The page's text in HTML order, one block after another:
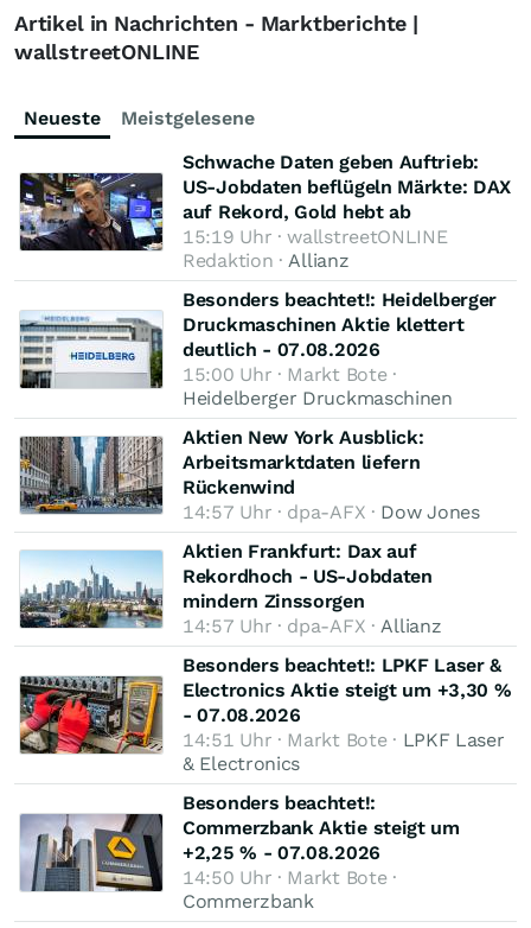
Artikel in Nachrichten - Marktberichte |
wallstreetONLINE
Neueste
Meistgelesene
Schwache Daten geben Auftrieb:
US-Jobdaten beflügeln Märkte: DAX
auf Rekord, Gold hebt ab
15:19 Uhr · wallstreetONLINE
Redaktion ·Allianz
Besonders beachtet!: Heidelberger
Druckmaschinen Aktie klettert
deutlich - 07.08.2026
15:00 Uhr · Markt Bote ·
Heidelberger Druckmaschinen
Aktien New York Ausblick:
Arbeitsmarktdaten liefern
Rückenwind
14:57 Uhr · dpa-AFX · Dow Jones
Aktien Frankfurt: Dax auf
Rekordhoch - US-Jobdaten
mindern Zinssorgen
14:57 Uhr · dpa-AFX ·Allianz
Besonders beachtet!: LPKF Laser &
Electronics Aktie steigt um +3,30 %
- 07.08.2026
14:51 Uhr · Markt Bote · LPKF Laser
& Electronics
Besonders beachtet!:
Commerzbank Aktie steigt um
+2,25 % - 07.08.2026
14:50 Uhr · Markt Bote ·
Commerzbank